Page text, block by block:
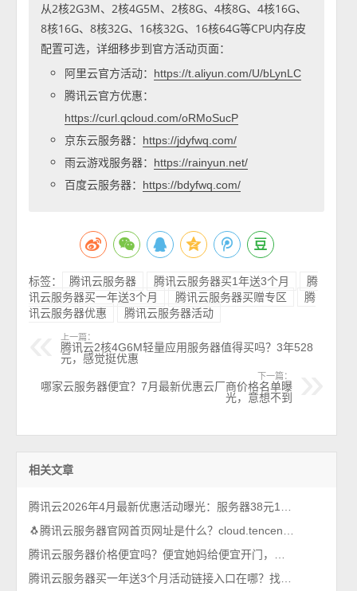
从2核2G3M、2核4G5M、2核8G、4核8G、4核16G、
8核16G、8核32G、16核32G、16核64G等CPU内存皮
配置可选，详细移步到官方活动页面：
阿里云官方活动：
https://t.aliyun.com/U/bLynLC
腾讯云官方优惠：
https://curl.qcloud.com/oRMoSucP
京东云服务器： https://jdyfwq.com/
雨云游戏服务器： https://rainyun.net/
百度云服务器： https://bdyfwq.com/
标签： 腾讯云服务器 腾讯云服务器买1年送3个月
腾
讯云服务器买一年送3个月
腾讯云服务器买赠专区
腾
讯云服务器优惠
腾讯云服务器活动
上一篇：
腾讯云2核4G6M轻量应用服务器值得买吗？3年528
元，感觉挺优惠
下一篇：
哪家云服务器便宜？7月最新优惠云厂商价格名单曝
光，意想不到
相关文章
腾讯云2026年4月最新优惠活动曝光：服务器38元1年、Tokens超低价（手慢无）
🐧腾讯云服务器官网首页网址是什么？cloud.tencent.com
腾讯云服务器价格便宜吗？便宜她妈给便宜开门，便宜到家了
腾讯云服务器买一年送3个月活动链接入口在哪？找到了，轻量和CVM都有